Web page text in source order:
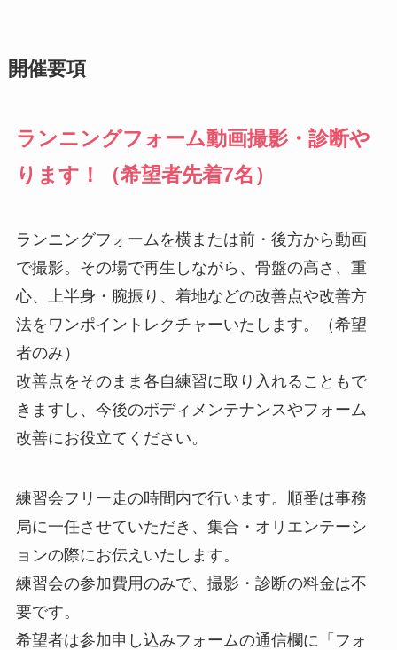
開催要項
ランニングフォーム動画撮影・診断や
ります！（希望者先着7名）
ランニングフォームを横または前・後方から動画
で撮影。その場で再生しながら、骨盤の高さ、重
心、上半身・腕振り、着地などの改善点や改善方
法をワンポイントレクチャーいたします。（希望
者のみ）
改善点をそのまま各自練習に取り入れることもで
きますし、今後のボディメンテナンスやフォーム
改善にお役立てください。
練習会フリー走の時間内で行います。順番は事務
局に一任させていただき、集合・オリエンテーシ
ョンの際にお伝えいたします。
練習会の参加費用のみで、撮影・診断の料金は不
要です。
希望者は参加申し込みフォームの通信欄に「フォ